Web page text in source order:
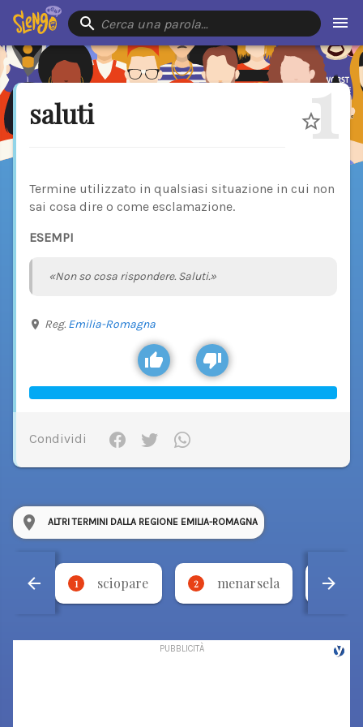
Cerca una parola…
saluti 1
Termine utilizzato in qualsiasi situazione in cui non
sai cosa dire o come esclamazione.
ESEMPI
«Non so cosa rispondere. Saluti.»
Reg. Emilia-Romagna
Condividi
ALTRI TERMINI DALLA REGIONE EMILIA-ROMAGNA
1 sciopare 2 menarsela 3